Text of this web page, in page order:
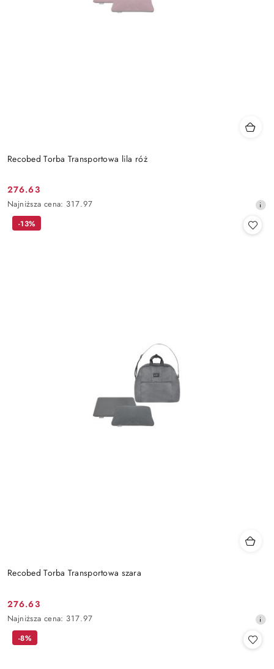
Recobed Torba Transportowa lila róż
Cena
promocyjna:
276.63
Najniższa
cena
Najniższa cena: 317.97
Recobed Torba Transportowa szara
Cena
promocyjna:
276.63
Najniższa
cena
Najniższa cena: 317.97
-13%
-8%